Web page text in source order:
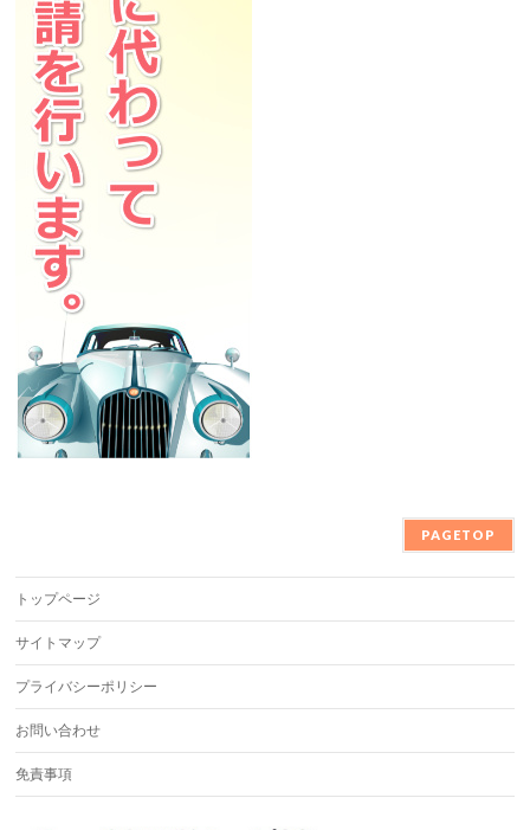
PAGETOP
トップページ
サイトマップ
プライバシーポリシー
お問い合わせ
免責事項